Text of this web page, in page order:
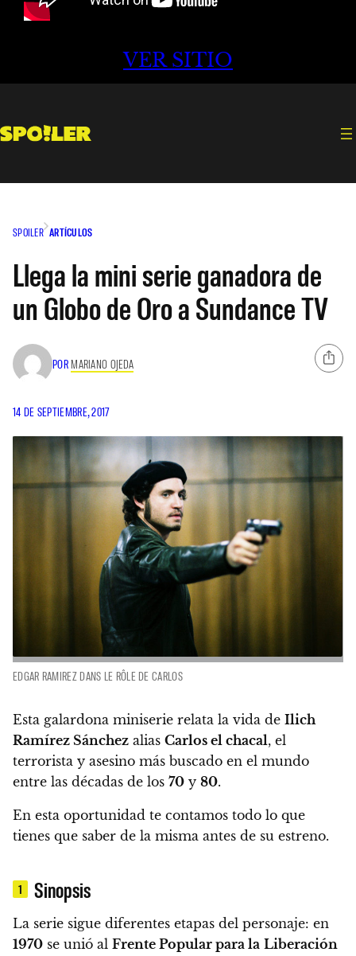
VER SITIO
SPOILER ARTÍCULOS
Llega la mini serie ganadora de
un Globo de Oro a Sundance TV
POR MARIANO OJEDA
14 DE SEPTIEMBRE, 2017
EDGAR RAMIREZ DANS LE RÔLE DE CARLOS
Esta galardona miniserie relata la vida de Ilich
Ramírez Sánchez alias Carlos el chacal, el
terrorista y asesino más buscado en el mundo
entre las décadas de los 70 y 80.
En esta oportunidad te contamos todo lo que
tienes que saber de la misma antes de su estreno.
1 Sinopsis
La serie sigue diferentes etapas del personaje: en
1970 se unió al Frente Popular para la Liberación